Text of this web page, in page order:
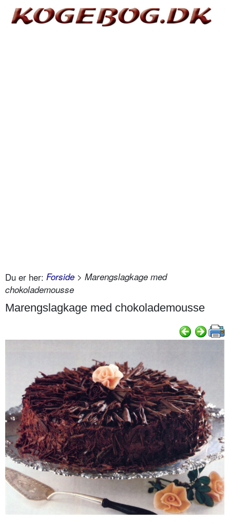
Du er her: Forside > Marengslagkage med
chokolademousse
Marengslagkage med chokolademousse